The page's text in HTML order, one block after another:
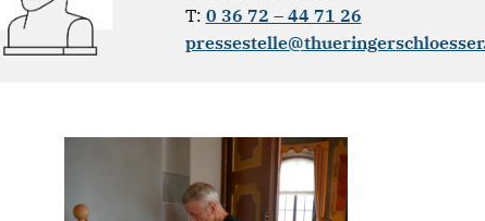
T: 0 36 72 – 44 71 26